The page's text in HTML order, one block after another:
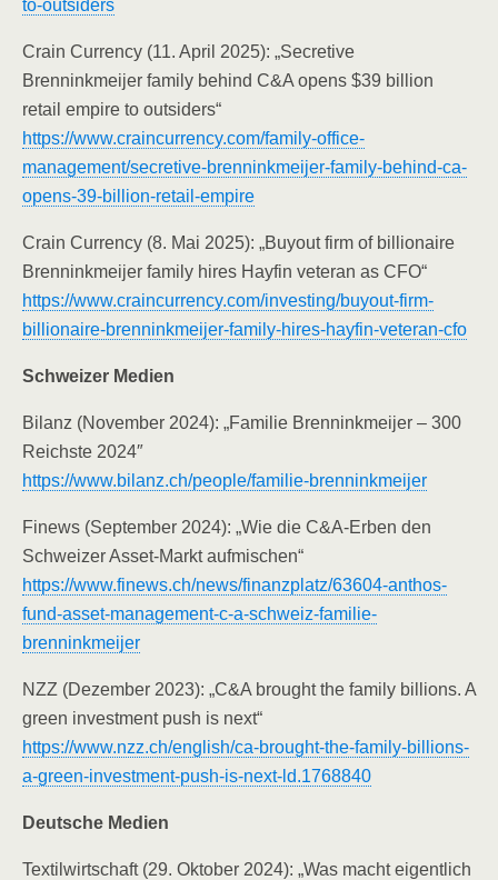
to-outsiders
Crain Currency (11. April 2025): „Secretive
Brenninkmeijer family behind C&A opens $39 billion
retail empire to outsiders“
https://www.craincurrency.com/family-office-
management/secretive-brenninkmeijer-family-behind-ca-
opens-39-billion-retail-empire
Crain Currency (8. Mai 2025): „Buyout firm of billionaire
Brenninkmeijer family hires Hayfin veteran as CFO“
https://www.craincurrency.com/investing/buyout-firm-
billionaire-brenninkmeijer-family-hires-hayfin-veteran-cfo
Schweizer Medien
Bilanz (November 2024): „Familie Brenninkmeijer – 300
Reichste 2024″
https://www.bilanz.ch/people/familie-brenninkmeijer
Finews (September 2024): „Wie die C&A-Erben den
Schweizer Asset-Markt aufmischen“
https://www.finews.ch/news/finanzplatz/63604-anthos-
fund-asset-management-c-a-schweiz-familie-
brenninkmeijer
NZZ (Dezember 2023): „C&A brought the family billions. A
green investment push is next“
https://www.nzz.ch/english/ca-brought-the-family-billions-
a-green-investment-push-is-next-ld.1768840
Deutsche Medien
Textilwirtschaft (29. Oktober 2024): „Was macht eigentlich